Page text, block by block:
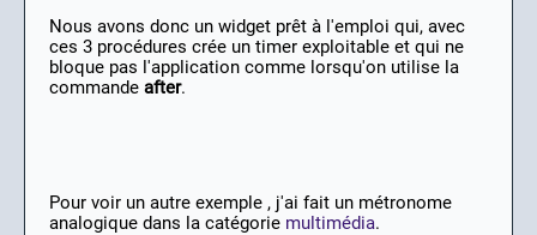
Nous avons donc un widget prêt à l'emploi qui, avec
ces 3 procédures crée un timer exploitable et qui ne
bloque pas l'application comme lorsqu'on utilise la
commande after.
Pour voir un autre exemple , j'ai fait un métronome
analogique dans la catégorie multimédia.